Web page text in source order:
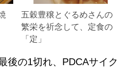
五穀豊穣とぐるめさんの
繁栄を祈念して、定食の
「定」
後の1切れ、PDCAサイク